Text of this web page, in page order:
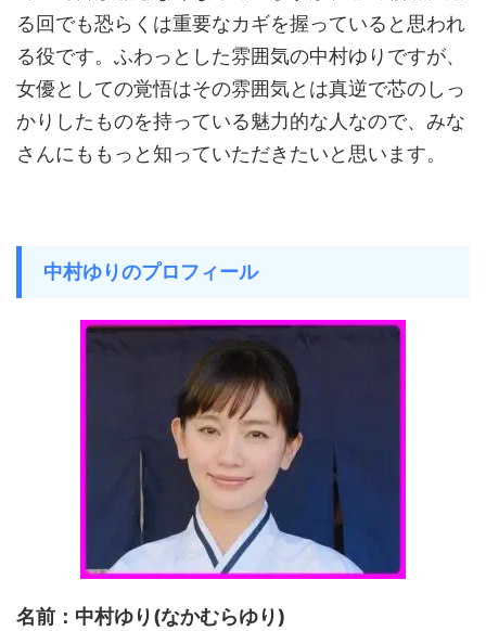
る回でも恐らくは重要なカギを握っていると思われ
る役です。ふわっとした雰囲気の中村ゆりですが、
女優としての覚悟はその雰囲気とは真逆で芯のしっ
かりしたものを持っている魅力的な人なので、みな
さんにももっと知っていただきたいと思います。
中村ゆりのプロフィール
名前：中村ゆり(なかむらゆり)